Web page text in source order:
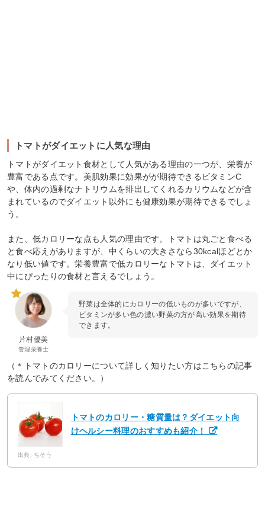
トマトがダイエットに人気な理由
トマトがダイエット食材として人気がある理由の一つが、栄養が
豊富である点です。美肌効果に効果がが期待できるビタミンC
や、体内の過剰なナトリウムを排出してくれるカリウムなどが含
まれているのでダイエット以外にも健康効果が期待できるでしょ
う。
また、低カロリーな点も人気の理由です。トマトは丸ごと食べる
と食べ応えがありますが、中くらいの大きさなら30kcalほどとか
なり低い値です。栄養豊富で低カロリーなトマトは、ダイエット
中にぴったりの食材と言えるでしょう。
片村優美
管理栄養士
野菜は全体的にカロリーの低いものが多いですが、
ビタミンが多い色の濃い野菜の方が高い効果を期待
できます。
（＊トマトのカロリーについて詳しく知りたい方はこちらの記事
を読んでみてください。）
トマトのカロリー・糖質量は？ダイエット向
けヘルシー料理のおすすめも紹介！
出典: ちそう